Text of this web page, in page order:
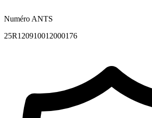
Numéro ANTS
25R120910012000176